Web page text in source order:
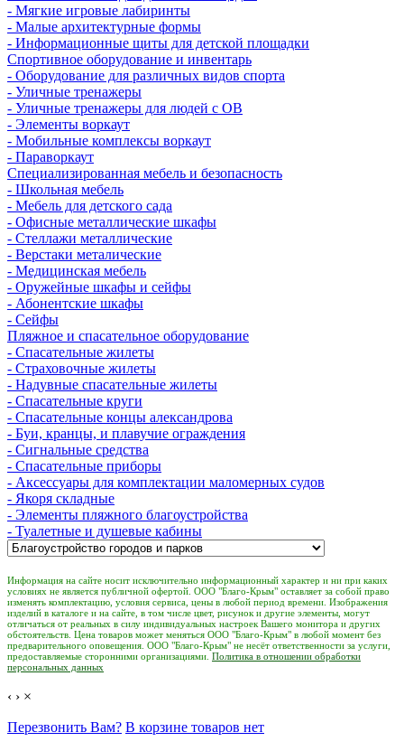
- Мягкие игровые лабиринты
- Малые архитектурные формы
- Информационные щиты для детской площадки
Спортивное оборудование и инвентарь
- Оборудование для различных видов спорта
- Уличные тренажеры
- Уличные тренажеры для людей с ОВ
- Элементы воркаут
- Мобильные комплексы воркаут
- Параворкаут
Cпециализированная мебель и безопасность
- Школьная мебель
- Мебель для детского сада
- Офисные металлические шкафы
- Стеллажи металлические
- Верстаки металические
- Медицинская мебель
- Оружейные шкафы и сейфы
- Абонентские шкафы
- Сейфы
Пляжное и спасательное оборудование
- Спасательные жилеты
- Страховочные жилеты
- Надувные спасательные жилеты
- Спасательные круги
- Спасательные концы александрова
- Буи, кранцы, и плавучие ограждения
- Сигнальные средства
- Спасательные приборы
- Аксессуары для комплектации маломерных судов
- Якоря складные
- Элементы пляжного благоустройства
- Туалетные и душевые кабины
Информация на сайте носит исключительно информационный характер и ни при каких
условиях не является публичной офертой. ООО "Благо-Крым" оставляет за собой право
изменять комплектацию, условия сервиса, цены в любой период времени. Изображения
изделий в каталоге и на сайте, в том числе цвет, рисунок и другие элементы, могут
отличаться от реальных в силу индивидуальных настроек Вашего монитора и других
обстоятельств. Цена товаров может меняться ООО "Благо-Крым" в любой момент без
предварительного оповещения. ООО "Благо-Крым" не несёт ответственности за услуги,
предоставляемые сторонними организациями. Политика в отношении обработки
персональных данных
‹ › ×
Перезвонить Вам? В корзине товаров нет